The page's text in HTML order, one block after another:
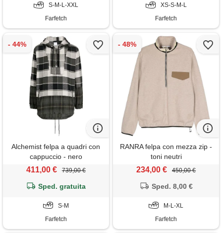
S-M-L-XXL
Farfetch
XS-S-M-L
Farfetch
Alchemist felpa a quadri con
cappuccio - nero
411,00 € 739,00 €
Sped. gratuita
S-M
Farfetch
RANRA felpa con mezza zip -
toni neutri
234,00 € 450,00 €
Sped. 8,00 €
M-L-XL
Farfetch